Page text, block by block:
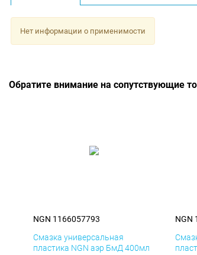
Нет информации о применимости
Обратите внимание на сопутствующие
NGN 1166057793
Смазка универсальная
пластика NGN аэр БмД 400мл
NGN